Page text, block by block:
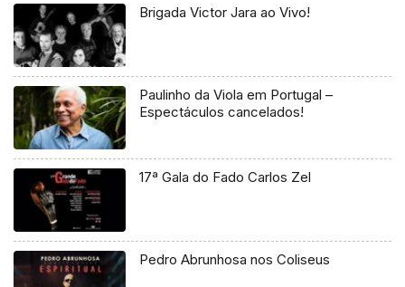
Brigada Victor Jara ao Vivo!
Paulinho da Viola em Portugal –
Espectáculos cancelados!
17ª Gala do Fado Carlos Zel
Pedro Abrunhosa nos Coliseus